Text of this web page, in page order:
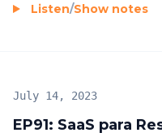
Listen/Show notes
EP91: SaaS para
July 14, 2023